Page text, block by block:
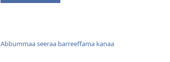
Abbummaa seeraa barreeffama kanaa